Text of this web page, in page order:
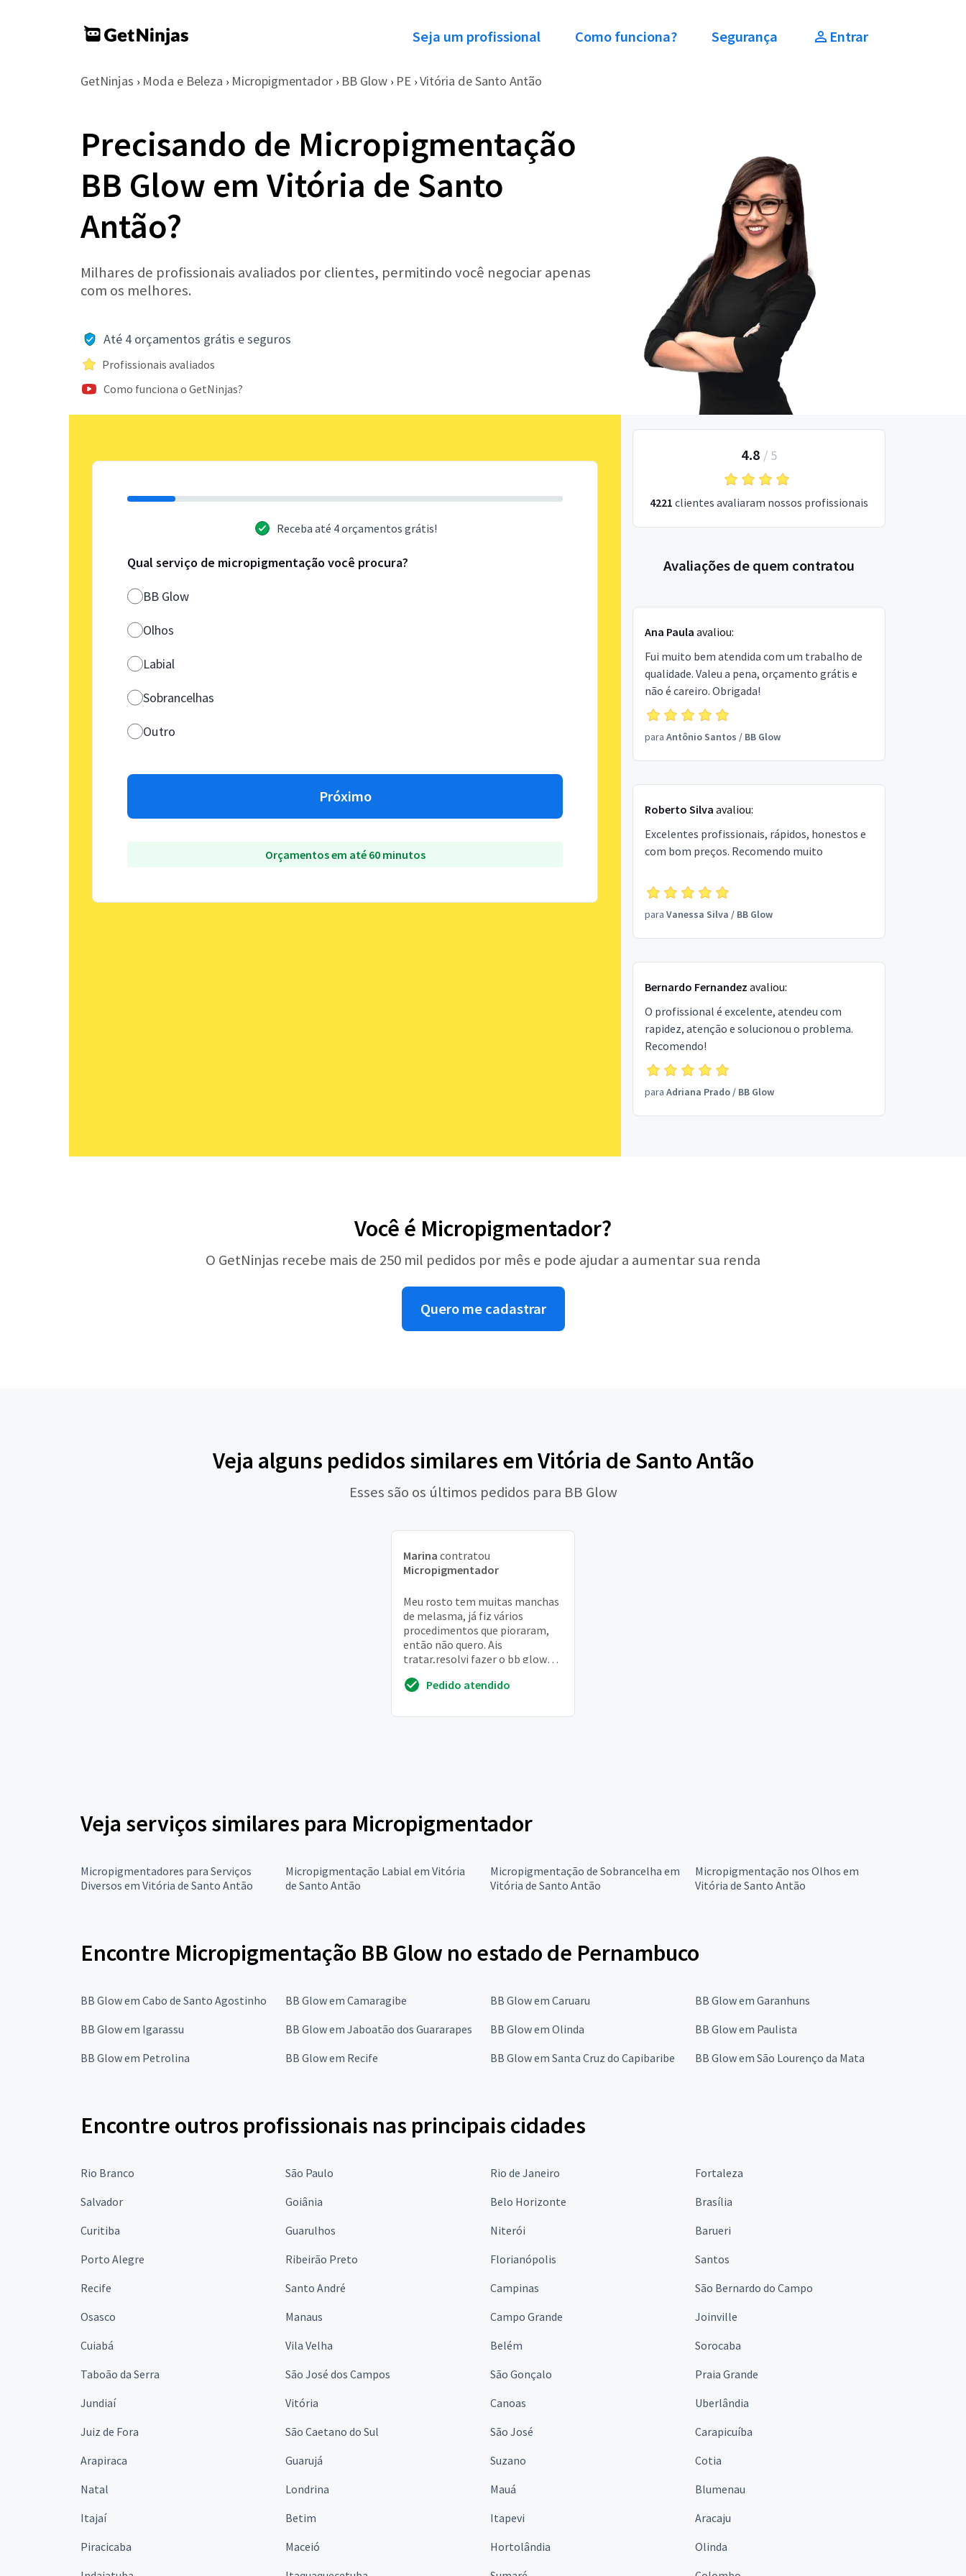
Seja um profissional Como funciona? Segurança Entrar
GetNinjas › Moda e Beleza › Micropigmentador › BB Glow › PE › Vitória de Santo Antão
Precisando de Micropigmentação
BB Glow em Vitória de Santo
Antão?
Milhares de profissionais avaliados por clientes, permitindo você negociar apenas
com os melhores.
Até 4 orçamentos grátis e seguros
Profissionais avaliados
Como funciona o GetNinjas?
Receba até 4 orçamentos grátis!
Qual serviço de micropigmentação você procura?
BB Glow
Olhos
Labial
Sobrancelhas
Outro
Próximo
Orçamentos em até 60 minutos
4.8 / 5
4221 clientes avaliaram nossos profissionais
Avaliações de quem contratou
Ana Paula avaliou:
Fui muito bem atendida com um trabalho de
qualidade. Valeu a pena, orçamento grátis e
não é careiro. Obrigada!
para Antônio Santos / BB Glow
Roberto Silva avaliou:
Excelentes profissionais, rápidos, honestos e
com bom preços. Recomendo muito
para Vanessa Silva / BB Glow
Bernardo Fernandez avaliou:
O profissional é excelente, atendeu com
rapidez, atenção e solucionou o problema.
Recomendo!
para Adriana Prado/ BB Glow
Você é Micropigmentador?
O GetNinjas recebe mais de 250 mil pedidos por mês e pode ajudar a aumentar sua renda
Quero me cadastrar
Veja alguns pedidos similares em Vitória de Santo Antão
Esses são os últimos pedidos para BB Glow
Marina contratou
Micropigmentador
Meu rosto tem muitas manchas
de melasma, já fiz vários
procedimentos que pioraram,
então não quero. Ais
tratar,resolvi fazer o bb glow
Pedido atendido
Veja serviços similares para Micropigmentador
Micropigmentadores para Serviços
Diversos em Vitória de Santo Antão
Micropigmentação Labial em Vitória
de Santo Antão
Micropigmentação de Sobrancelha em
Vitória de Santo Antão
Micropigmentação nos Olhos em
Vitória de Santo Antão
Encontre Micropigmentação BB Glow no estado de Pernambuco
BB Glow em Cabo de Santo Agostinho BB Glow em Camaragibe BB Glow em Caruaru
BB Glow em Garanhuns
BB Glow em Igarassu
BB Glow em Jaboatão dos Guararapes BB Glow em Olinda
BB Glow em Paulista
BB Glow em Petrolina
BB Glow em Recife BB Glow em Santa Cruz do Capibaribe BB Glow em São Lourenço da Mata
Encontre outros profissionais nas principais cidades
Rio Branco São Paulo Rio de Janeiro
Fortaleza
Salvador
Goiânia Belo Horizonte
Brasília
Curitiba
Guarulhos Niterói
Barueri
Porto Alegre
Ribeirão Preto Florianópolis
Santos
Recife
Santo André Campinas
São Bernardo do Campo
Osasco
Manaus Campo Grande
Joinville
Cuiabá
Vila Velha Belém
Sorocaba
Taboão da Serra
São José dos Campos São Gonçalo
Praia Grande
Jundiaí
Vitória Canoas
Uberlândia
Juiz de Fora
São Caetano do Sul São José
Carapicuíba
Arapiraca
Guarujá Suzano
Cotia
Natal
Londrina Mauá
Blumenau
Itajaí
Betim Itapevi
Aracaju
Piracicaba
Maceió Hortolândia
Olinda